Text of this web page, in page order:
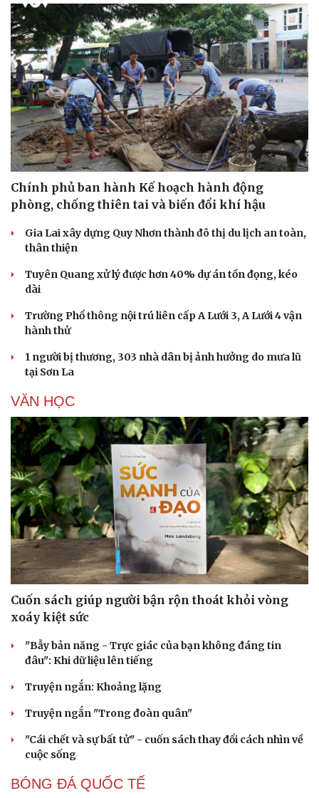
Văn hóa
Sân khấu - Điện ảnh
Văn học
Âm nhạc
Di sản
Giải trí
Nghệ sĩ
Thời trang
Sao Việt
Chính phủ ban hành Kế hoạch hành động
phòng, chống thiên tai và biến đổi khí hậu
Gia Lai xây dựng Quy Nhơn thành đô thị du lịch an toàn,
thân thiện
Tuyên Quang xử lý được hơn 40% dự án tồn đọng, kéo
dài
Trường Phổ thông nội trú liên cấp A Lưới 3, A Lưới 4 vận
hành thử
1 người bị thương, 303 nhà dân bị ảnh hưởng do mưa lũ
tại Sơn La
VĂN HỌC
Cuốn sách giúp người bận rộn thoát khỏi vòng
xoáy kiệt sức
"Bẫy bản năng - Trực giác của bạn không đáng tin
đâu": Khi dữ liệu lên tiếng
Truyện ngắn: Khoảng lặng
Truyện ngắn "Trong đoàn quân"
"Cái chết và sự bất tử" - cuốn sách thay đổi cách nhìn về
cuộc sống
BÓNG ĐÁ QUỐC TẾ